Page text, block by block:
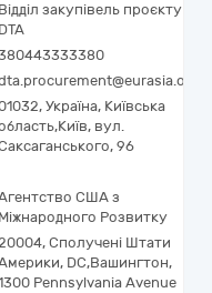
Відділ закупівель проєкту
DTA
Україна, Київська
Київ, вул.
96
США з
Міжнародного Розвитку
, Сполучені Штати
, DC,Вашингтон,
Pennsylvania Avenue